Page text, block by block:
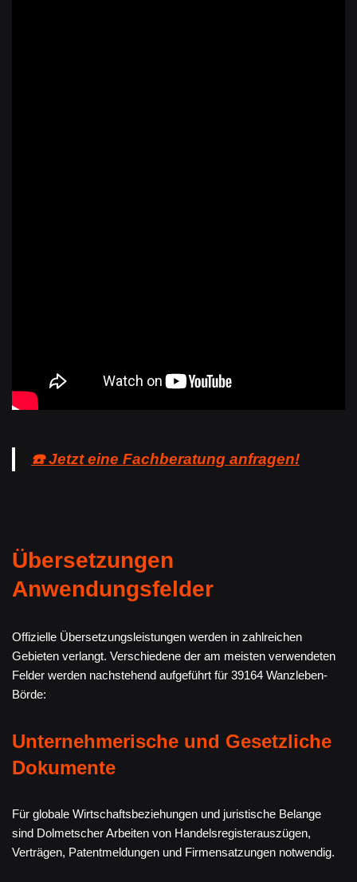
☎️ Jetzt eine Fachberatung anfragen!
Übersetzungen
Anwendungsfelder
Offizielle Übersetzungsleistungen werden in zahlreichen
Gebieten verlangt. Verschiedene der am meisten verwendeten
Felder werden nachstehend aufgeführt für 39164 Wanzleben-
Börde:
Unternehmerische und Gesetzliche
Dokumente
Für globale Wirtschaftsbeziehungen und juristische Belange
sind Dolmetscher Arbeiten von Handelsregisterauszügen,
Verträgen, Patentmeldungen und Firmensatzungen notwendig.